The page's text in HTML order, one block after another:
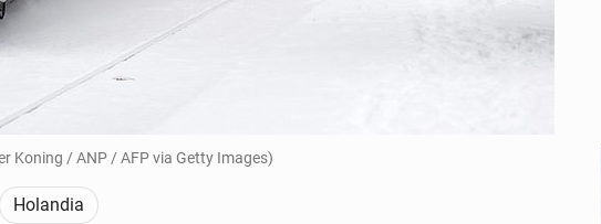
Koning / ANP / AFP via Getty Images)
Holandia